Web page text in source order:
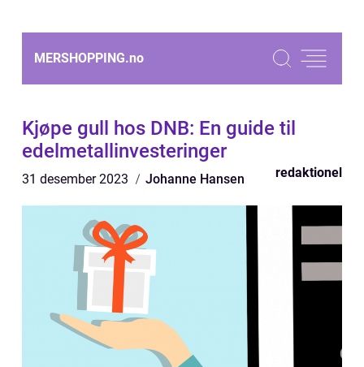
MERSHOPPING.no
Kjøpe gull hos DNB: En guide til
edelmetallinvesteringer
31 desember 2023 Johanne Hansen redaktionel